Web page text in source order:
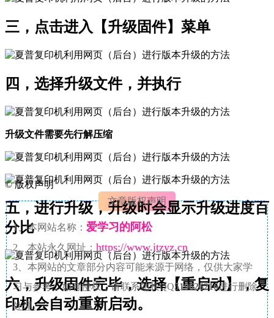
三，点击进入【升级固件】菜单
四，选择升级文件，并执行
升级文件需要先行解压缩
五，进行升级，升级时会显示升级进度百
分比
六，升级固件完毕，选择【重启动】，复
印机会自动重新启动。
©版权声明
文章版权声明
1、本网站名称： 爱学习的阿松
2、本站永久网址： https://www.itzyz.cn
3、本网站的文章部分内容可能来源于网络，仅供大家学
习与参考，如有侵权，请联系站长QQ519626216进行删除
处理。